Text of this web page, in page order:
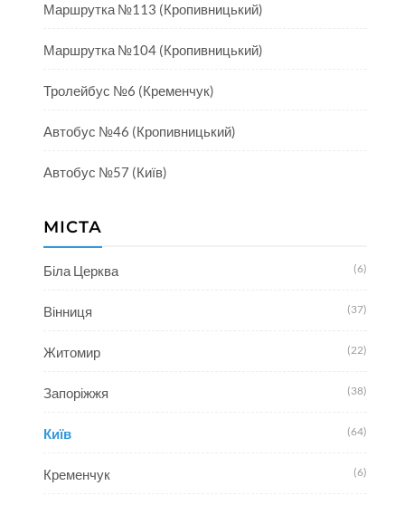
Маршрутка №113 (Кропивницький)
Маршрутка №104 (Кропивницький)
Тролейбус №6 (Кременчук)
Автобус №46 (Кропивницький)
Автобус №57 (Київ)
МІСТА
Біла Церква (6)
Вінниця (37)
Житомир (22)
Запоріжжя (38)
Київ (64)
Кременчук (6)